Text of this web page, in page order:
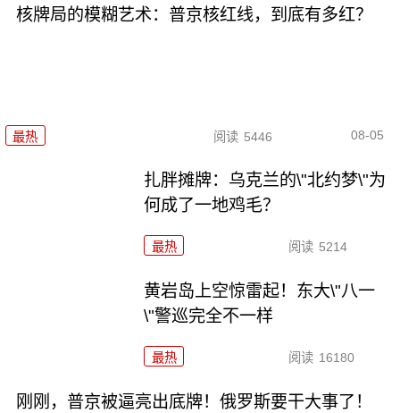
核牌局的模糊艺术：普京核红线，到底有多红？
最热 阅读 5446 08-05
扎胖摊牌：乌克兰的\"北约梦\"为
何成了一地鸡毛？
最热 阅读 5214
黄岩岛上空惊雷起！东大\"八一
\"警巡完全不一样
最热 阅读 16180
刚刚，普京被逼亮出底牌！俄罗斯要干大事了！